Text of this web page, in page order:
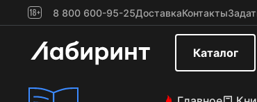
8 800 600-95-25ДоставкаКонтакты
Каталог